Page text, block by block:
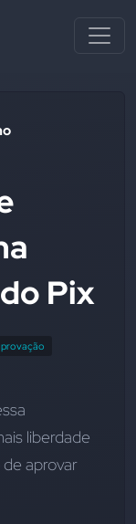
Pix
liberdade
aprovar